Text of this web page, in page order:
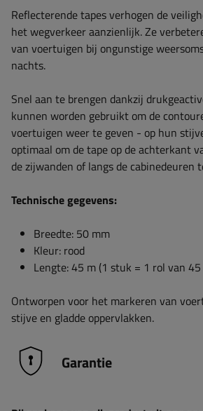
Reflecterende tapes verhogen de
het wegverkeer aanzienlijk. Ze
van voertuigen bij ongunstige
nachts.
Snel aan te brengen dankzij
kunnen worden gebruikt om de
voertuigen weer te geven - op hun
optimaal om de tape op de achterkant
de zijwanden of langs de cabinedeuren
Technische gegevens:
Breedte: 50 mm
Kleur: rood
Lengte: 45 m (1 stuk = 1 rol van
Ontworpen voor het markeren van
stijve en gladde oppervlakken.
Garantie